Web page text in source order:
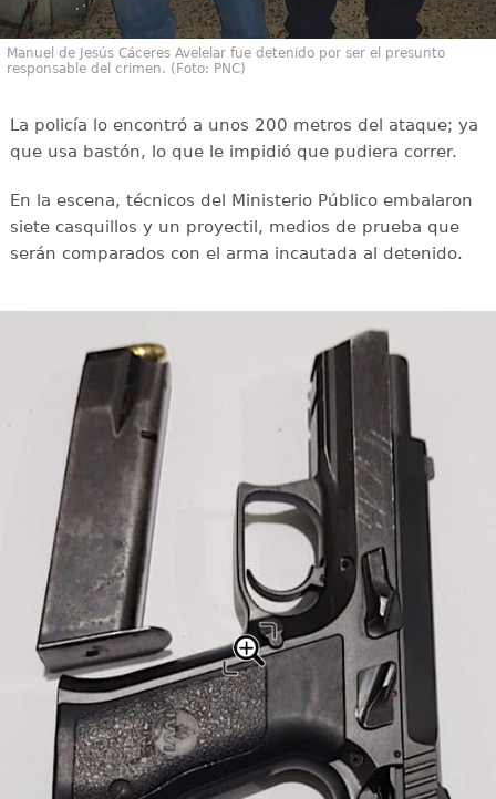
Manuel de Jesús Cáceres Avelelar fue detenido por ser el presunto
responsable del crimen. (Foto: PNC)
La policía lo encontró a unos 200 metros del ataque; ya
que usa bastón, lo que le impidió que pudiera correr.
En la escena, técnicos del Ministerio Público embalaron
siete casquillos y un proyectil, medios de prueba que
serán comparados con el arma incautada al detenido.